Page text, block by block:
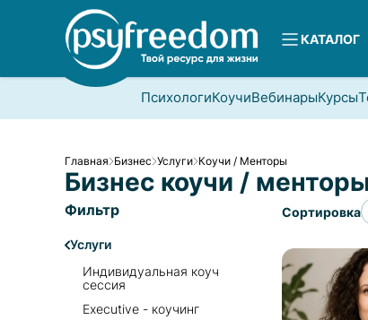
КАТАЛОГ
ПсихологиКоучиВебинарыКурсы
Главная Бизнес Услуги Коучи / Менторы
Бизнес коучи /
Фильтр
Услуги
Индивидуальная коуч
сессия
Executive - коучинг
Сортировка